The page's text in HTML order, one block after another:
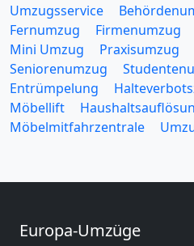
Umzugsservice
Fernumzug
Firmenumzug
Mini Umzug
Praxisumzug
Seniorenumzug
Entrümpelung
Möbellift
Möbelmitfahrzentrale
Europa-Umzüge